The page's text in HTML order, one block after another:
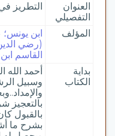
العنوان
التفصيلي
التطريز
المؤلف
ابن يونس؛
(رضي
القاسم ابن
بداية
الكتاب
أحمد الله
وسبيل
بالتعجيز
بالقبول
بشرح ما